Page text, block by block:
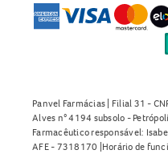
Panvel Farmácias | Filial 31 -
Alves n° 4194 subsolo -
Farmacêutico responsável:
AFE - 7318170 |Horário de